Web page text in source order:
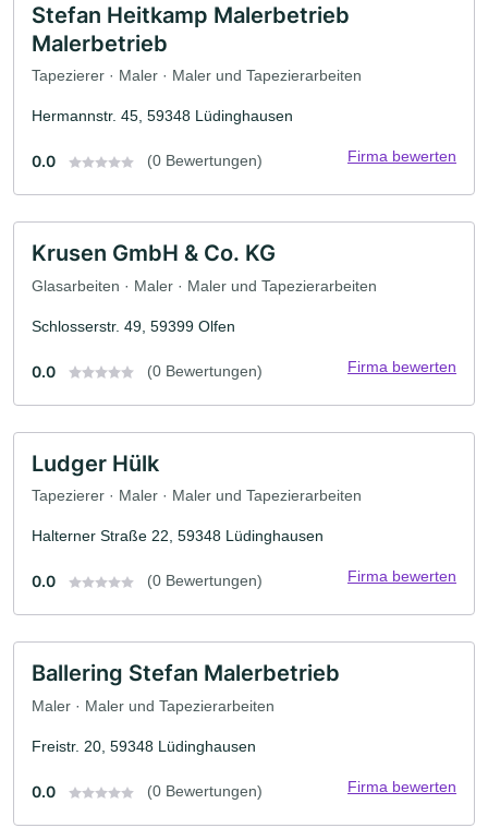
Stefan Heitkamp Malerbetrieb
Malerbetrieb
Tapezierer · Maler · Maler und Tapezierarbeiten
Hermannstr. 45, 59348 Lüdinghausen
0.0 (0 Bewertungen) Firma bewerten
Krusen GmbH & Co. KG
Glasarbeiten · Maler · Maler und Tapezierarbeiten
Schlosserstr. 49, 59399 Olfen
0.0 (0 Bewertungen) Firma bewerten
Ludger Hülk
Tapezierer · Maler · Maler und Tapezierarbeiten
Halterner Straße 22, 59348 Lüdinghausen
0.0 (0 Bewertungen) Firma bewerten
Ballering Stefan Malerbetrieb
Maler · Maler und Tapezierarbeiten
Freistr. 20, 59348 Lüdinghausen
0.0 (0 Bewertungen) Firma bewerten